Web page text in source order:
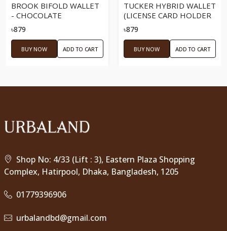
BROOK BIFOLD WALLET
- CHOCOLATE
৳879
BUY NOW ADD TO CART
TUCKER HYBRID WALLET
(LICENSE CARD HOLDER
+ MONEYBAG) -
CHOCOLATE
৳879
BUY NOW ADD TO CART
Shop No: 4/33 (Lift : 3), Eastern Plaza Shopping
Complex, Hatirpool, Dhaka, Bangladesh, 1205
01779396906
urbalandbd@gmail.com